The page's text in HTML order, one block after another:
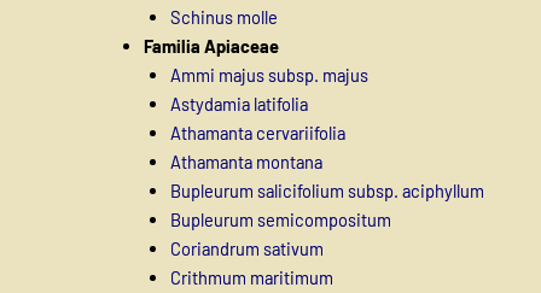
Schinus molle
Familia Apiaceae
Ammi majus subsp. majus
Astydamia latifolia
Athamanta cervariifolia
Athamanta montana
Bupleurum salicifolium subsp. aciphyllum
Bupleurum semicompositum
Coriandrum sativum
Crithmum maritimum